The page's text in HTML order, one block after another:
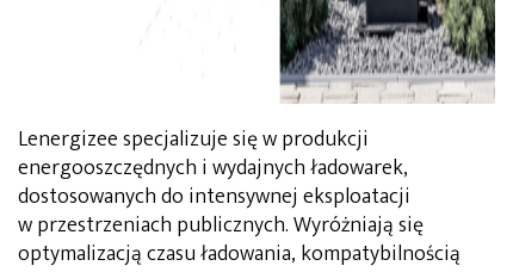
Lenergizee specjalizuje się w produkcji
energooszczędnych i wydajnych ładowarek,
dostosowanych do intensywnej eksploatacji
w przestrzeniach publicznych. Wyróżniają się
optymalizacją czasu ładowania, kompatybilnością